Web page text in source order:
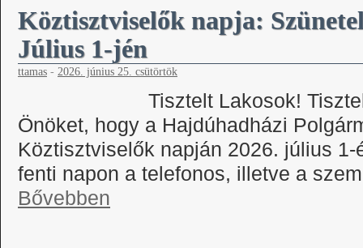
Köztisztviselők napja:
Július 1-jén
ttamas - 2026. június 25. csütörtök
Tisztelt Lakosok! Tisztelt
Önöket, hogy a Hajdúhadházi
Köztisztviselők napján 2026. július 1-
fenti napon a telefonos, illetve a
Bővebben